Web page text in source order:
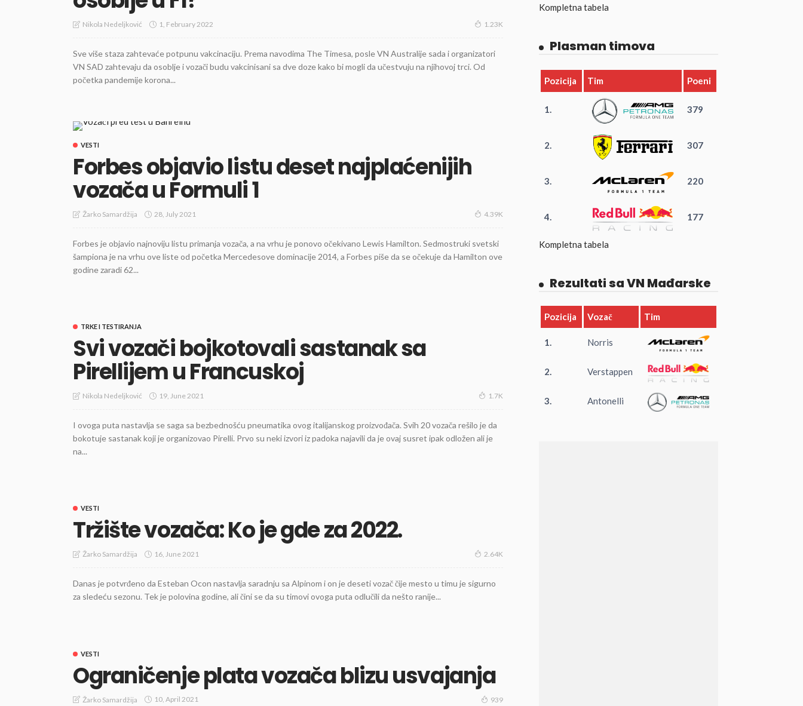
Nikola Nedeljković 1, February 2022 1.23K
Sve više staza zahtevaće potpunu vakcinaciju. Prema navodima The Timesa, posle VN Australije sada i organizatori
VN SAD zahtevaju da osoblje i vozači budu vakcinisani sa dve doze kako bi mogli da učestvuju na njihovoj trci. Od
početka pandemije korona...
VESTI
Forbes objavio listu deset najplaćenijih
vozača u Formuli 1
Žarko Samardžija 28, July 2021 4.39K
Forbes je objavio najnoviju listu primanja vozača, a na vrhu je ponovo očekivano Lewis Hamilton. Sedmostruki svetski
šampiona je na vrhu ove liste od početka Mercedesove dominacije 2014, a Forbes piše da se očekuje da Hamilton ove
godine zaradi 62...
TRKE I TESTIRANJA
Svi vozači bojkotovali sastanak sa
Pirellijem u Francuskoj
Nikola Nedeljković 19, June 2021 1.7K
I ovoga puta nastavlja se saga sa bezbednošću pneumatika ovog italijanskog proizvođača. Svih 20 vozača rešilo je da
bokotuje sastanak koji je organizovao Pirelli. Prvo su neki izvori iz padoka najavili da je ovaj susret ipak odložen ali je
na...
VESTI
Tržište vozača: Ko je gde za 2022.
Žarko Samardžija 16, June 2021 2.64K
Danas je potvrđeno da Esteban Ocon nastavlja saradnju sa Alpinom i on je deseti vozač čije mesto u timu je sigurno
za sledeću sezonu. Tek je polovina godine, ali čini se da su timovi ovoga puta odlučili da nešto ranije...
VESTI
Ograničenje plata vozača blizu usvajanja
Žarko Samardžija 10, April 2021 939
Kompletna tabela
Plasman timova
Pozicija Tim Poeni
1. 379
2. 307
3. 220
4. 177
Kompletna tabela
Rezultati sa VN Mađarske
Pozicija Vozač Tim
1. Norris
2. Verstappen
3. Antonelli